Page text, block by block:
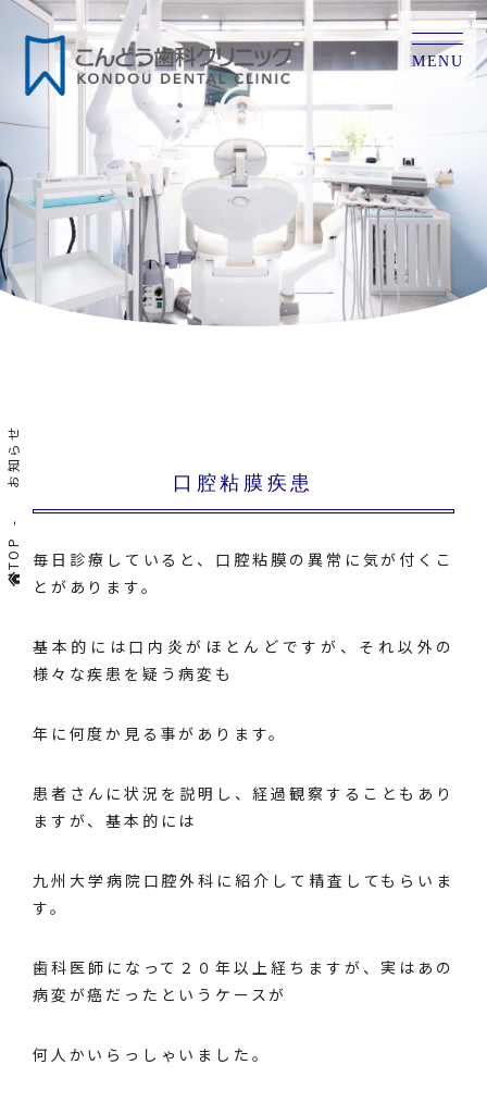
MENU
TOP
お知らせ 口腔粘膜疾患
毎日診療していると、口腔粘膜の異常に気が付くこ
とがあります。
基本的には口内炎がほとんどですが、それ以外の
様々な疾患を疑う病変も
年に何度か見る事があります。
患者さんに状況を説明し、経過観察することもあり
ますが、基本的には
九州大学病院口腔外科に紹介して精査してもらいま
す。
歯科医師になって２０年以上経ちますが、実はあの
病変が癌だったというケースが
何人かいらっしゃいました。